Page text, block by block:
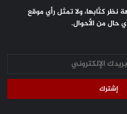
نظر كتَّابها، ولا تمثل رأي موقع
حال من الأحوال.